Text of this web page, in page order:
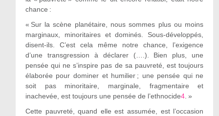
chance :
« Sur la scène planétaire, nous sommes plus ou moins
marginaux, minoritaires et dominés. Sous-développés,
disent-ils. C’est cela même notre chance, l’exigence
d’une transgression à déclarer (….). Bien plus, une
pensée qui ne s’inspire pas de sa pauvreté, est toujours
élaborée pour dominer et humilier ; une pensée qui ne
soit pas minoritaire, marginale, fragmentaire et
inachevée, est toujours une pensée de l’ethnocide4. »
Cette pauvreté, quand elle est assumée, est l’occasion